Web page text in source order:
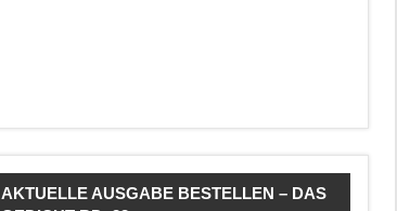
AKTUELLE AUSGABE BESTELLEN – DAS